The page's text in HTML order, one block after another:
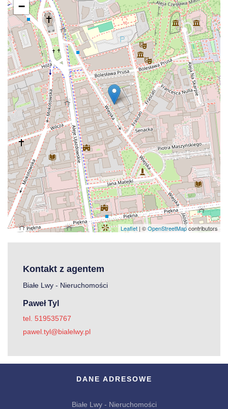
−
Leaflet | ©OpenStreetMapcontributors
Kontakt z agentem
Białe Lwy - Nieruchomości
Paweł Tyl
tel. 519535767
pawel.tyl@bialelwy.pl
DANE ADRESOWE
Białe Lwy - Nieruchomości